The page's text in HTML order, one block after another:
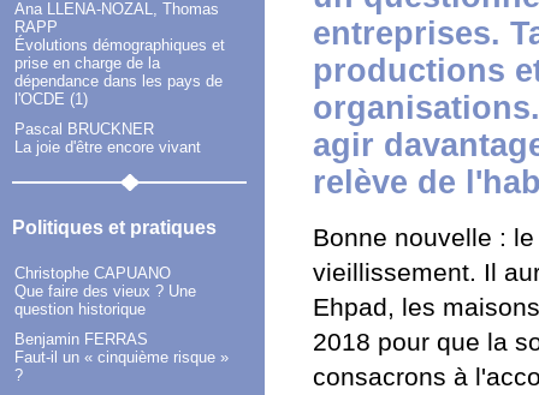
Ana LLENA-NOZAL, Thomas
RAPP
Évolutions démographiques et
prise en charge de la
dépendance dans les pays de
l'OCDE (1)
Pascal BRUCKNER
La joie d'être encore vivant
Politiques et pratiques
Christophe CAPUANO
Que faire des vieux ? Une
question historique
Benjamin FERRAS
Faut-il un « cinquième risque »
?
entreprises.
productions
agir
relève de
Bonne nouvelle :
vieillissement. Il
Ehpad, les
2018 pour que la
consacrons à